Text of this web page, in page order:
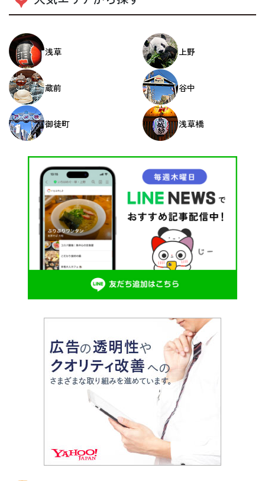
浅草 上野
蔵前 谷中
御徒町 浅草橋